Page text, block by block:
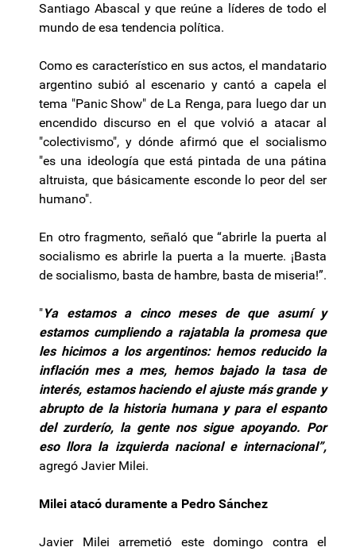
Santiago Abascal y que reúne a líderes de todo el
mundo de esa tendencia política.
Como es característico en sus actos, el mandatario
argentino subió al escenario y cantó a capela el
tema "Panic Show" de La Renga, para luego dar un
encendido discurso en el que volvió a atacar al
"colectivismo", y dónde afirmó que el socialismo
"es una ideología que está pintada de una pátina
altruista, que básicamente esconde lo peor del ser
humano".
En otro fragmento, señaló que “abrirle la puerta al
socialismo es abrirle la puerta a la muerte. ¡Basta
de socialismo, basta de hambre, basta de miseria!”.
"Ya estamos a cinco meses de que asumí y
estamos cumpliendo a rajatabla la promesa que
les hicimos a los argentinos: hemos reducido la
inflación mes a mes, hemos bajado la tasa de
interés, estamos haciendo el ajuste más grande y
abrupto de la historia humana y para el espanto
del zurderío, la gente nos sigue apoyando. Por
eso llora la izquierda nacional e internacional”,
agregó Javier Milei.
Milei atacó duramente a Pedro Sánchez
Javier Milei arremetió este domingo contra el